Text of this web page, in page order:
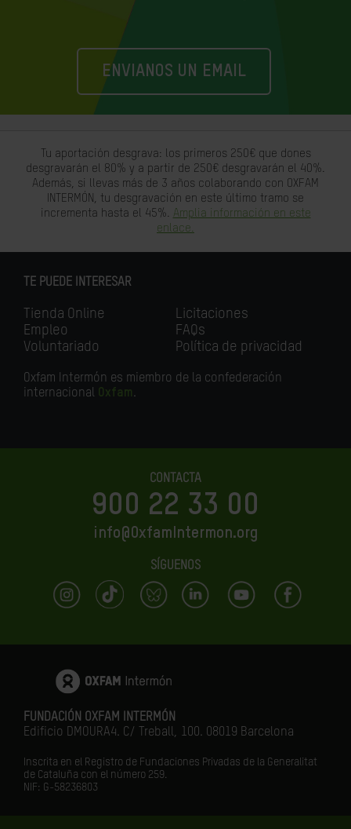
ENVIANOS UN EMAIL
Tu aportación desgrava: los primeros 250€ que dones
desgravarán el 80% y a partir de 250€ desgravarán el 40%.
Además, si llevas más de 3 años colaborando con OXFAM
INTERMÓN, tu desgravación en este último tramo se
incrementa hasta el 45%. Amplia información en este
enlace.
TE PUEDE INTERESAR
Tienda Online
Empleo
Voluntariado
Licitaciones
FAQs
Política de privacidad
Oxfam Intermón es miembro de la confederación
internacional Oxfam.
CONTACTA
900 22 33 00
info@OxfamIntermon.org
SÍGUENOS
FUNDACIÓN OXFAM INTERMÓN
Edificio DMOURA4. C/ Treball, 100. 08019 Barcelona
Inscrita en el Registro de Fundaciones Privadas de la Generalitat
de Cataluña con el número 259.
NIF: G-58236803